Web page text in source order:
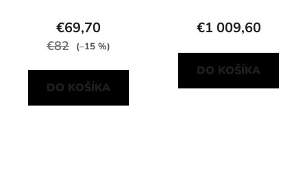
€69,70
€82 (–15 %)
DO KOŠÍKA
€1 009,60
DO KOŠÍKA